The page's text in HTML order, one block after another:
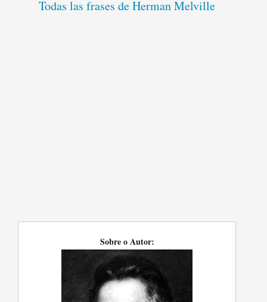
Todas las frases de Herman Melville
Sobre o Autor: